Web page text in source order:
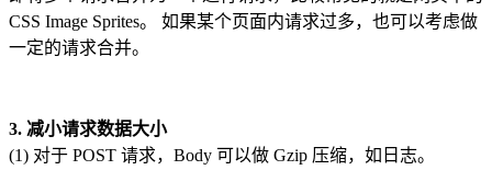
CSS Image Sprites。 如果某个页面内请求过多，也可以考虑做
一定的请求合并。
3. 减小请求数据大小
(1) 对于 POST 请求，Body 可以做 Gzip 压缩，如日志。